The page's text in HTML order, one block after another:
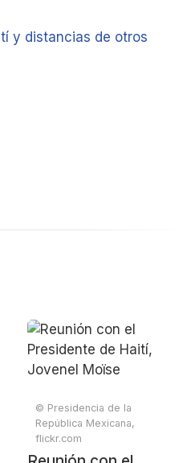
y distancias de otros
© Presidencia de la
República Mexicana,
flickr.com